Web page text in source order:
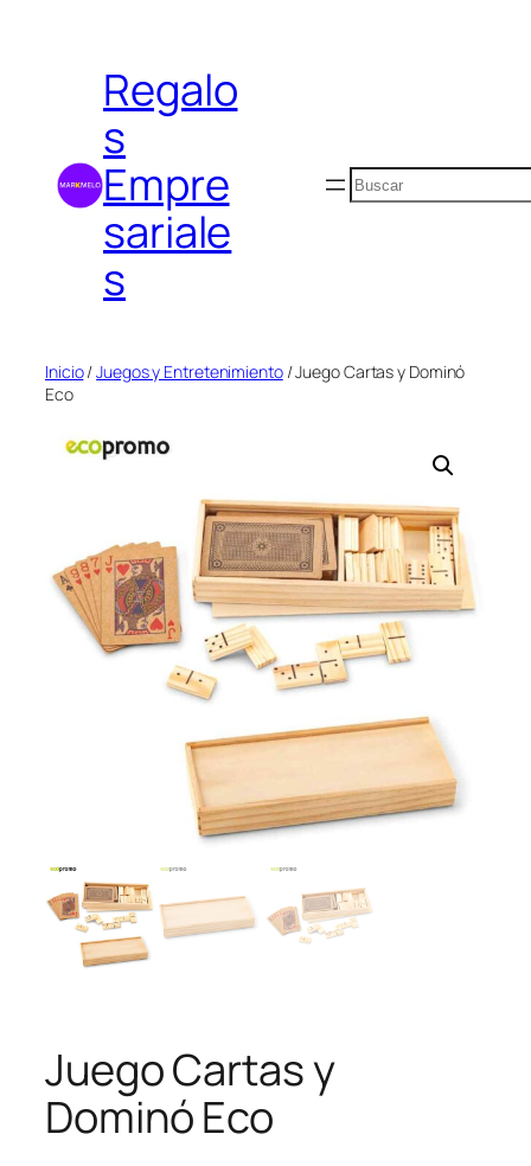
contenidoRegalo
s
Empre
sariale
s
Buscar
Inicio/Juegos y Entretenimiento/ Juego Cartas y Dominó
Eco
Juego Cartas y
Dominó Eco